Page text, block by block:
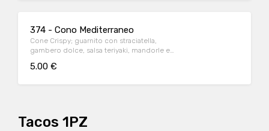
374 - Cono Mediterraneo
Cone Crispy; guarnito con straciatella,
gambero dolce, salsa teriyaki, mandorle e
5.00 €
Tacos 1PZ